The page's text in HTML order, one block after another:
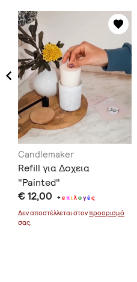
Candlemaker
Refill για Δοχεια
"Painted"
€ 12,00 +επιλογές
Δεν αποστέλλεται στονπροορισμό
σας.